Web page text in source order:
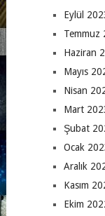
Eylül
Temmuz
Haziran
Mayıs
Nisan
Mart
Şubat
Ocak
Aralık
Kasım
Ekim